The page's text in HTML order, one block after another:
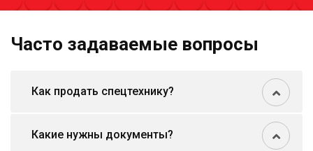
Часто задаваемые вопросы
Как продать спецтехнику?
Какие нужны документы?